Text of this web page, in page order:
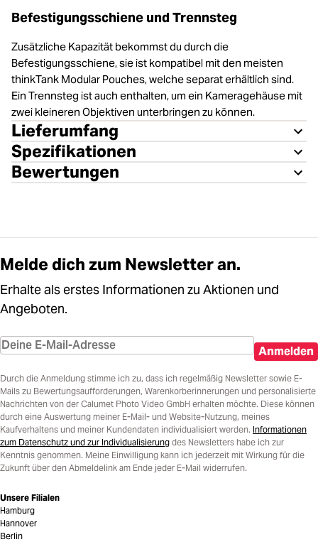
Befestigungsschiene und Trennsteg
Zusätzliche Kapazität bekommst du durch die
Befestigungsschiene, sie ist kompatibel mit den meisten
thinkTank Modular Pouches, welche separat erhältlich sind.
Ein Trennsteg ist auch enthalten, um ein Kameragehäuse mit
zwei kleineren Objektiven unterbringen zu können.
Lieferumfang
Spezifikationen
Bewertungen
Melde dich zum Newsletter an.
Erhalte als erstes Informationen zu Aktionen und
Angeboten.
Anmelden
Durch die Anmeldung stimme ich zu, dass ich regelmäßig Newsletter sowie E-
Mails zu Bewertungsaufforderungen, Warenkorberinnerungen und personalisierte
Nachrichten von der Calumet Photo Video GmbH erhalten möchte. Diese können
durch eine Auswertung meiner E-Mail- und Website-Nutzung, meines
Kaufverhaltens und meiner Kundendaten individualisiert werden. Informationen
zum Datenschutz und zur Individualisierung des Newsletters habe ich zur
Kenntnis genommen. Meine Einwilligung kann ich jederzeit mit Wirkung für die
Zukunft über den Abmeldelink am Ende jeder E-Mail widerrufen.
Unsere Filialen
Hamburg
Hannover
Berlin